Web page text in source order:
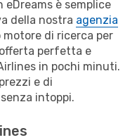
eDreams è semplice
della nostra agenzia
di ricerca per
perfetta e
in pochi minuti.
e di
intoppi.